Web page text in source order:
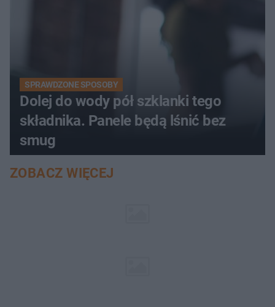
SPRAWDZONE SPOSOBY
Dolej do wody pół szklanki tego
składnika. Panele będą lśnić bez
smug
ZOBACZ WIĘCEJ